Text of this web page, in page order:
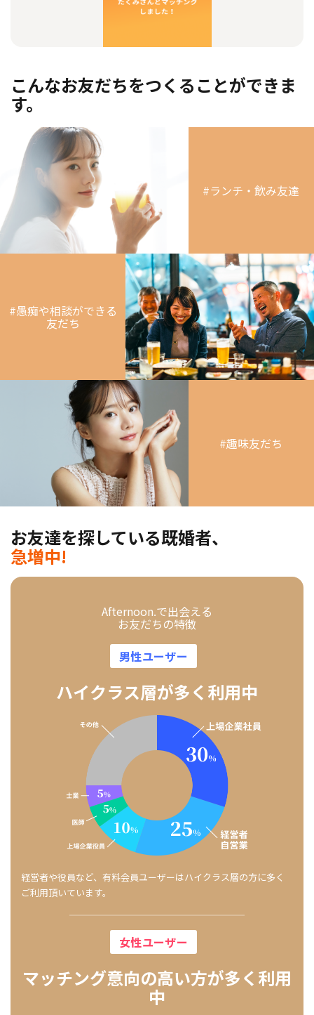
こんなお友だちをつくることができま
す。
#ランチ・飲み友達
#愚痴や相談ができる
友だち
#趣味友だち
お友達を探している既婚者、
急増中!
Afternoon.で出会える
お友だちの特徴
男性ユーザー
ハイクラス層が多く利用中
経営者や役員など、有料会員ユーザーはハイクラス層の方に多く
ご利用頂いています。
女性ユーザー
マッチング意向の高い方が多く利用
中